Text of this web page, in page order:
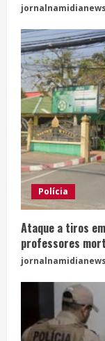
Polícia
Ataque a tiros
professores